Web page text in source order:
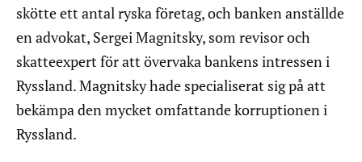
skötte ett antal ryska företag, och banken anställde
en advokat, Sergei Magnitsky, som revisor och
skatteexpert för att övervaka bankens intressen i
Ryssland. Magnitsky hade specialiserat sig på att
bekämpa den mycket omfattande korruptionen i
Ryssland.